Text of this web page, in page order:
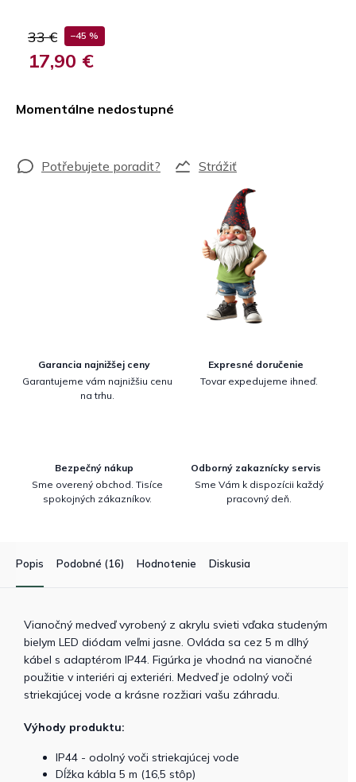
33 € –45 %
17,90 €
Momentálne nedostupné
Strážiť
Garancia najnižšej ceny
Garantujeme vám najnižšiu cenu
na trhu.
Expresné doručenie
Tovar expedujeme ihneď.
Bezpečný nákup
Sme overený obchod. Tisíce
spokojných zákazníkov.
Odborný zakaznícky servis
Sme Vám k dispozícii každý
pracovný deň.
Popis Podobné (16) Hodnotenie Diskusia
Vianočný medveď vyrobený z akrylu svieti vďaka studeným
bielym LED diódam veľmi jasne. Ovláda sa cez 5 m dlhý
kábel s adaptérom IP44. Figúrka je vhodná na vianočné
použitie v interiéri aj exteriéri. Medveď je odolný voči
striekajúcej vode a krásne rozžiari vašu záhradu.
Výhody produktu:
IP44 - odolný voči striekajúcej vode
Dĺžka kábla 5 m (16,5 stôp)